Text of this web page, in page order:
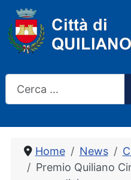
Home News
Premio Quiliano